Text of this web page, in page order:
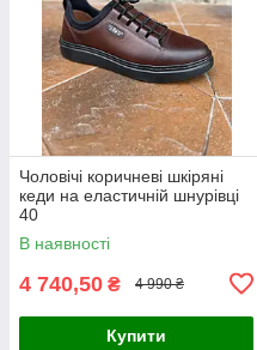
Чоловічі коричневі шкіряні
кеди на еластичній шнурівці
40
В наявності
4 740,50 ₴ 4 990 ₴
Купити